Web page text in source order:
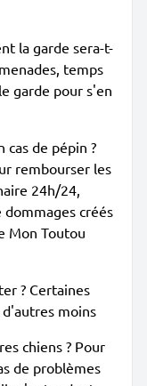
la garde sera-t-
temps
garde pour s'en
cas de pépin ?
rembourser les
24h/24,
dommages créés
Mon Toutou
? Certaines
moins
chiens ? Pour
de problèmes